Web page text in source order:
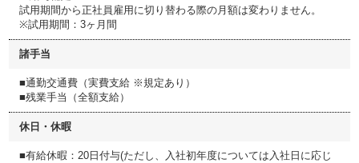
試用期間から正社員雇用に切り替わる際の月額は変わりません。
※試用期間：3ヶ月間
諸手当
■通勤交通費（実費支給 ※規定あり）
■残業手当（全額支給）
休日・休暇
■有給休暇：20日付与(ただし、入社初年度については入社日に応じ